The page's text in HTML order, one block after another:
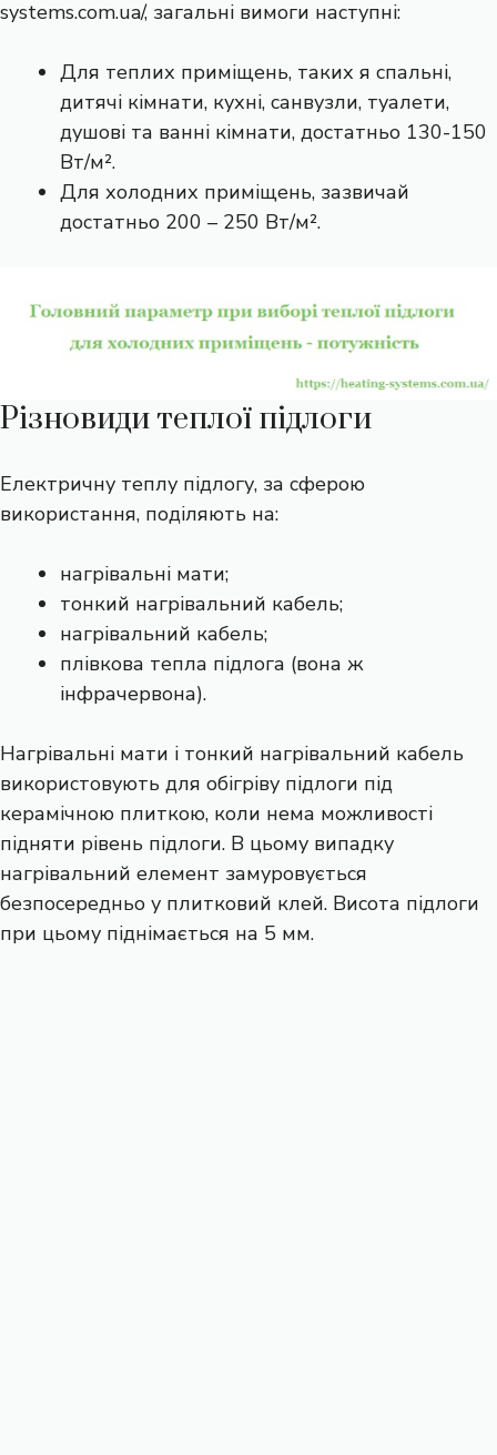
systems.com.ua/, загальні вимоги наступні:
Для теплих приміщень, таких я спальні,
дитячі кімнати, кухні, санвузли, туалети,
душові та ванні кімнати, достатньо 130-150
Вт/м².
Для холодних приміщень, зазвичай
достатньо 200 – 250 Вт/м².
Різновиди теплої підлоги
Електричну теплу підлогу, за сферою
використання, поділяють на:
нагрівальні мати;
тонкий нагрівальний кабель;
нагрівальний кабель;
плівкова тепла підлога (вона ж
інфрачервона).
Нагрівальні мати і тонкий нагрівальний кабель
використовують для обігріву підлоги під
керамічною плиткою, коли нема можливості
підняти рівень підлоги. В цьому випадку
нагрівальний елемент замуровується
безпосередньо у плитковий клей. Висота підлоги
при цьому піднімається на 5 мм.